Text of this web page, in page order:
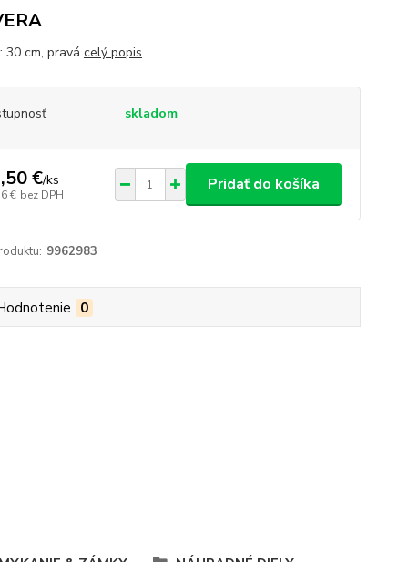
30 cm, pravá celý popis
skladom
€/ks
€ bez DPH
Pridať do košíka
9962983
0